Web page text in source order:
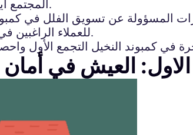
المجتمع أيضًا أمنًا عالي المستوى وخدمات صيانة ممتازة.
المسؤولة عن تسويق الفلل في
للعملاء الراغبين في شراء منزل في هذا المجتمع السكني الراقي.
الاول: العيش في